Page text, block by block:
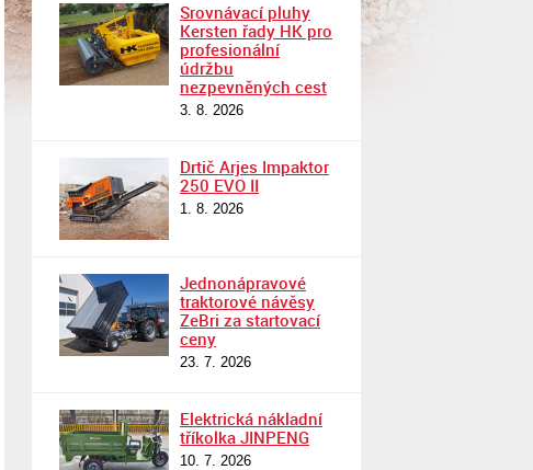
Srovnávací pluhy
Kersten řady HK pro
profesionální
údržbu
nezpevněných cest
3. 8. 2026
Drtič Arjes Impaktor
250 EVO II
1. 8. 2026
Jednonápravové
traktorové návěsy
ZeBri za startovací
ceny
23. 7. 2026
Elektrická nákladní
tříkolka JINPENG
10. 7. 2026